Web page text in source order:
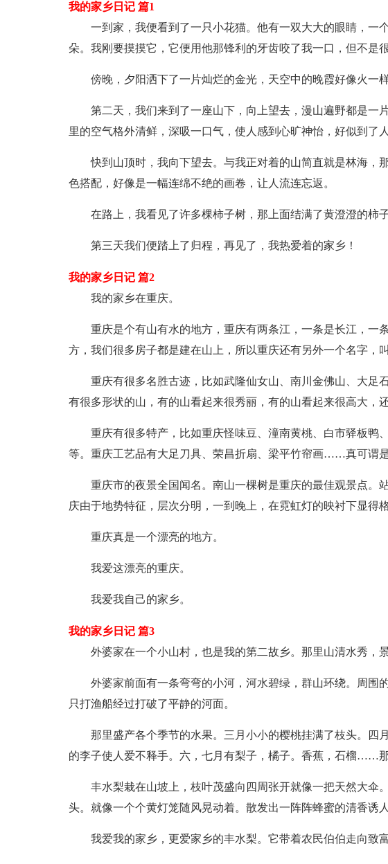
我的家乡日记 篇1
一到家，我便看到了一只小花猫。他有一双大大的眼睛，一
朵。我刚要摸摸它，它便用他那锋利的牙齿咬了我一口，但不是
傍晚，夕阳洒下了一片灿烂的金光，天空中的晚霞好像火一
第二天，我们来到了一座山下，向上望去，漫山遍野都是一
里的空气格外清鲜，深吸一口气，使人感到心旷神怡，好似到了人
快到山顶时，我向下望去。与我正对着的山简直就是林海，
色搭配，好像是一幅连绵不绝的画卷，让人流连忘返。
在路上，我看见了许多棵柿子树，那上面结满了黄澄澄的柿
第三天我们便踏上了归程，再见了，我热爱着的家乡！
我的家乡日记 篇2
我的家乡在重庆。
重庆是个有山有水的地方，重庆有两条江，一条是长江，一
方，我们很多房子都是建在山上，所以重庆还有另外一个名字，叫
重庆有很多名胜古迹，比如武隆仙女山、南川金佛山、大足
有很多形状的山，有的山看起来很秀丽，有的山看起来很高大，
重庆有很多特产，比如重庆怪味豆、潼南黄桃、白市驿板鸭
等。重庆工艺品有大足刀具、荣昌折扇、梁平竹帘画……真可谓是
重庆市的夜景全国闻名。南山一棵树是重庆的最佳观景点。
庆由于地势特征，层次分明，一到晚上，在霓虹灯的映衬下显得格
重庆真是一个漂亮的地方。
我爱这漂亮的重庆。
我爱我自己的家乡。
我的家乡日记 篇3
外婆家在一个小山村，也是我的第二故乡。那里山清水秀，景
外婆家前面有一条弯弯的小河，河水碧绿，群山环绕。周围
只打渔船经过打破了平静的河面。
那里盛产各个季节的水果。三月小小的樱桃挂满了枝头。四
的李子使人爱不释手。六，七月有梨子，橘子。香蕉，石榴……
丰水梨栽在山坡上，枝叶茂盛向四周张开就像一把天然大伞
头。就像一个个黄灯笼随风晃动着。散发出一阵阵蜂蜜的清香诱人
我爱我的家乡，更爱家乡的丰水梨。它带着农民伯伯走向致富